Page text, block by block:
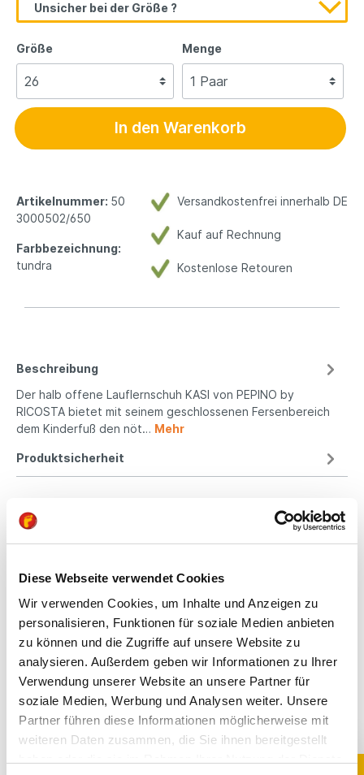
Diese Webseite verwendet Cookies
Wir verwenden Cookies, um Inhalte und Anzeigen zu
personalisieren, Funktionen für soziale Medien anbieten
zu können und die Zugriffe auf unsere Website zu
analysieren. Außerdem geben wir Informationen zu Ihrer
Verwendung unserer Website an unsere Partner für
soziale Medien, Werbung und Analysen weiter. Unsere
Partner führen diese Informationen möglicherweise mit
weiteren Daten zusammen, die Sie ihnen bereitgestellt
Unsicher bei der Größe ?
Größe Menge
In den Warenkorb
Versandkostenfrei innerhalb DE
Kauf auf Rechnung
Kostenlose Retouren
Artikelnummer: 50
3000502/650
Farbbezeichnung:
tundra
Beschreibung
Der halb offene Lauflernschuh KASI von PEPINO by
RICOSTA bietet mit seinem geschlossenen Fersenbereich
dem Kinderfuß den nöt… Mehr
Produktsicherheit
Kindgerechte
All unsere Schuhe sind
auf die Bedürfnisse
von Kindern
ausgerichtet. Sie
bieten optimalen Halt,
fördern die natürliche
Fußentwicklung und
sind aus
hochwertigen,